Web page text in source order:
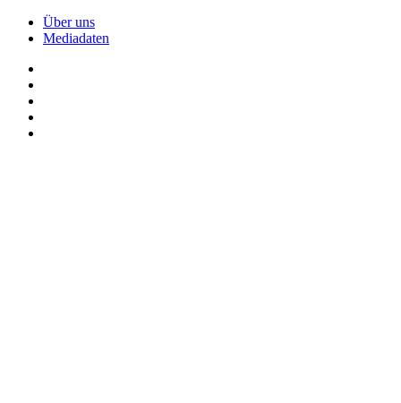
Über uns
Mediadaten